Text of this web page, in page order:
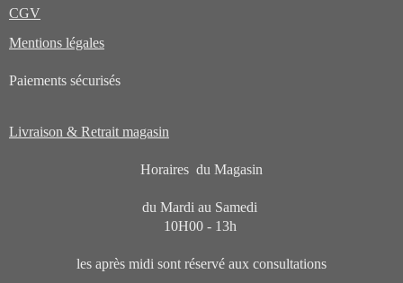
CGV
Mentions légales
Paiements sécurisés
Livraison & Retrait magasin
Horaires du Magasin
du Mardi au Samedi
10H00 - 13h
les après midi sont réservé aux consultations